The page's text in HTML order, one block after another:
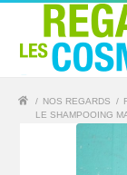
/ NOS REGARDS /
LE SHAMPOOING